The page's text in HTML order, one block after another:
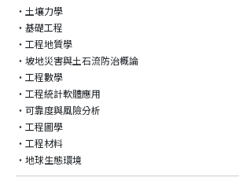
‧土壤力學
‧基礎工程
‧工程地質學
‧坡地災害與土石流防治概論
‧工程數學
‧工程統計軟體應用
‧可靠度與風險分析
‧工程圖學
‧工程材料